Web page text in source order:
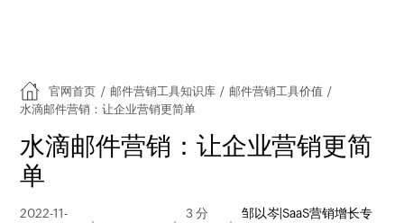
官网首页 / 邮件营销工具知识库 / 邮件营销工具价值 /
水滴邮件营销：让企业营销更简单
水滴邮件营销：让企业营销更简
单
2022-11-
3 分
邹以岑|SaaS营销增长专